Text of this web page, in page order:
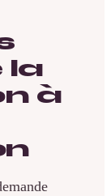
la
à